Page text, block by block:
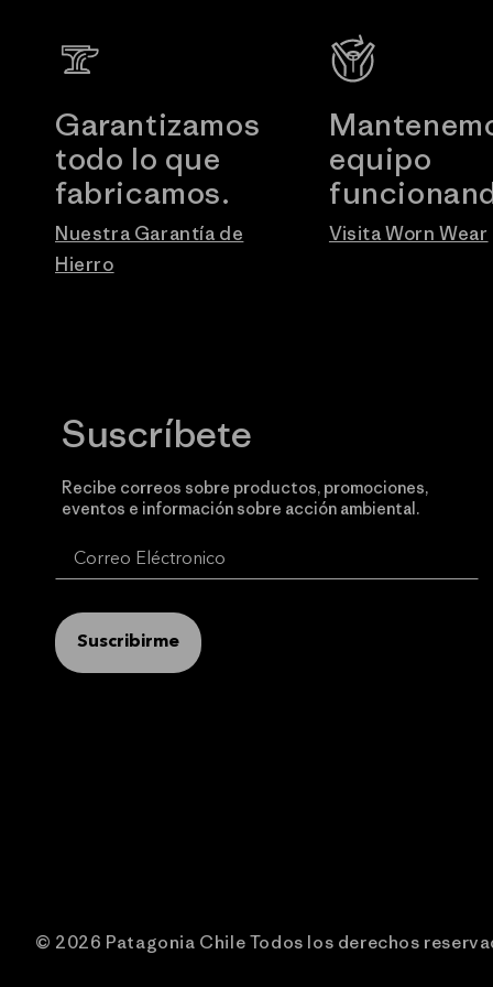
Garantizamos
todo lo que
fabricamos.
Nuestra Garantía de
Hierro
equipo
Visita Worn Wear
Suscríbete
Recibe correos sobre productos, promociones,
eventos e información sobre acción ambiental.
Suscribirme
© 2026 Patagonia Chile Todos los derechos